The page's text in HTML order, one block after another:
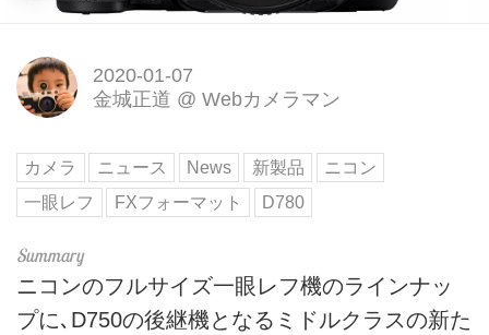
2020-01-07
金城正道 @ Webカメラマン
カメラ ニュース News 新製品
ニコン
一眼レフ
FXフォーマット D780
ニコンのフルサイズ一眼レフ機のラインナッ
プに､D750の後継機となるミドルクラスの新た